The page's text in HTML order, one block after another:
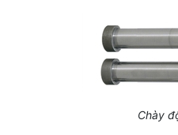
Chày